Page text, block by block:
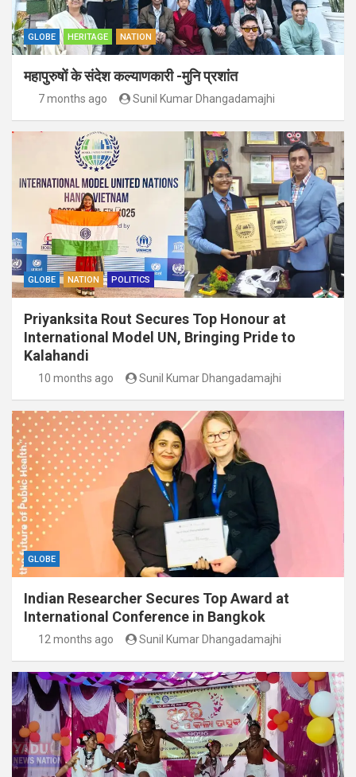
GLOBE HERITAGE NATION
महापुरुषों के संदेश कल्याणकारी -मुनि प्रशांत
7 months ago Sunil Kumar Dhangadamajhi
GLOBE NATION POLITICS
Priyanksita Rout Secures Top Honour at
International Model UN, Bringing Pride to
Kalahandi
10 months ago Sunil Kumar Dhangadamajhi
GLOBE
Indian Researcher Secures Top Award at
International Conference in Bangkok
12 months ago Sunil Kumar Dhangadamajhi